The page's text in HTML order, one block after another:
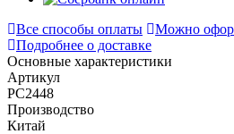
Все способы оплаты
Можно
Подробнее о доставке
Основные характеристики
Артикул
PC2448
Производство
Китай